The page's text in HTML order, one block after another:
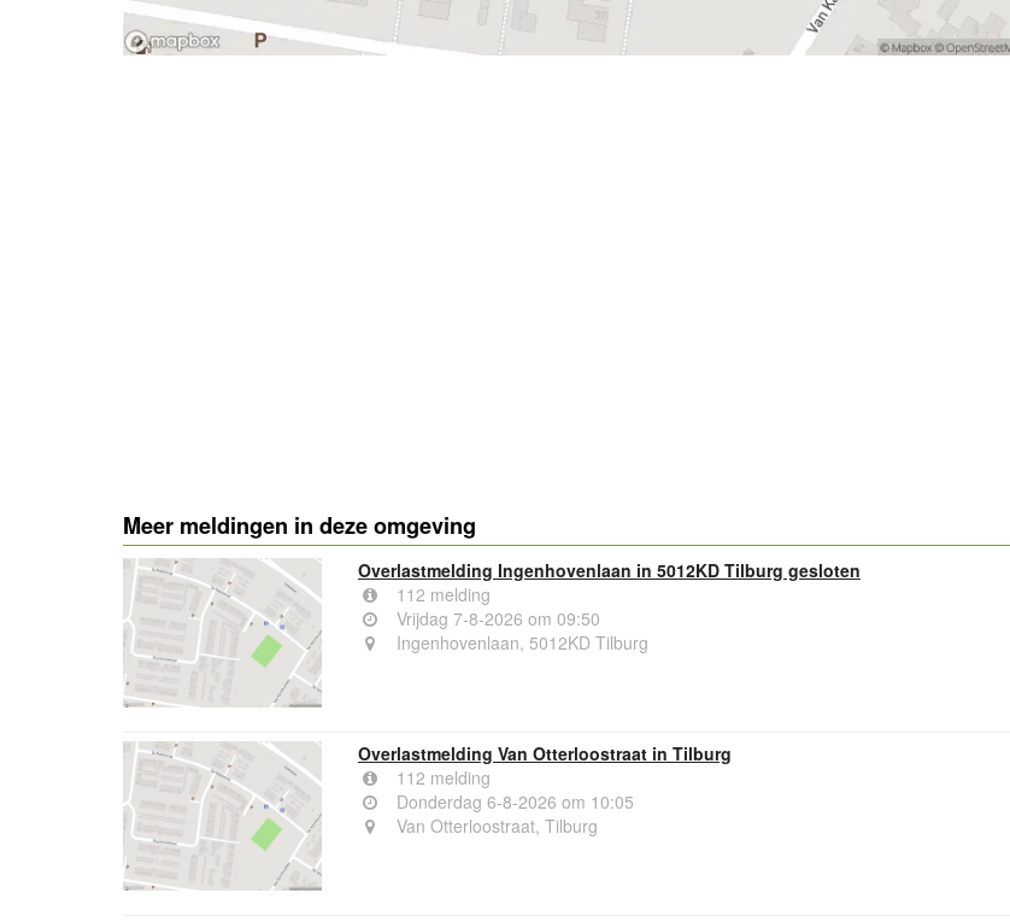
Meer meldingen in deze omgeving
Overlastmelding Ingenhovenlaan in 5012KD Tilburg gesloten
112 melding
Vrijdag 7-8-2026 om 09:50
Ingenhovenlaan, 5012KD Tilburg
Overlastmelding Van Otterloostraat in Tilburg
112 melding
Donderdag 6-8-2026 om 10:05
Van Otterloostraat, Tilburg